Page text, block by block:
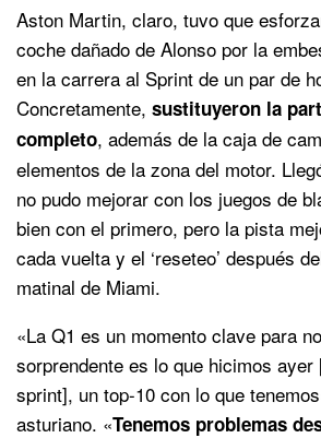
Aston Martin, claro, tuvo que
coche dañado de Alonso por la
en la carrera al Sprint de un par de
Concretamente, sustituyeron la
completo, además de la caja de
elementos de la zona del motor.
no pudo mejorar con los juegos de
bien con el primero, pero la pista
cada vuelta y el ‘reseteo’ después
matinal de Miami.
«La Q1 es un momento clave para
sorprendente es lo que hicimos ayer
sprint], un top-10 con lo que
asturiano. «Tenemos problemas